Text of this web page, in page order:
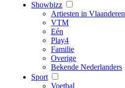
Showbizz
Artiesten in Vlaanderen
VTM
Eén
Play4
Familie
Overige
Bekende Nederlanders
Sport
Voetbal